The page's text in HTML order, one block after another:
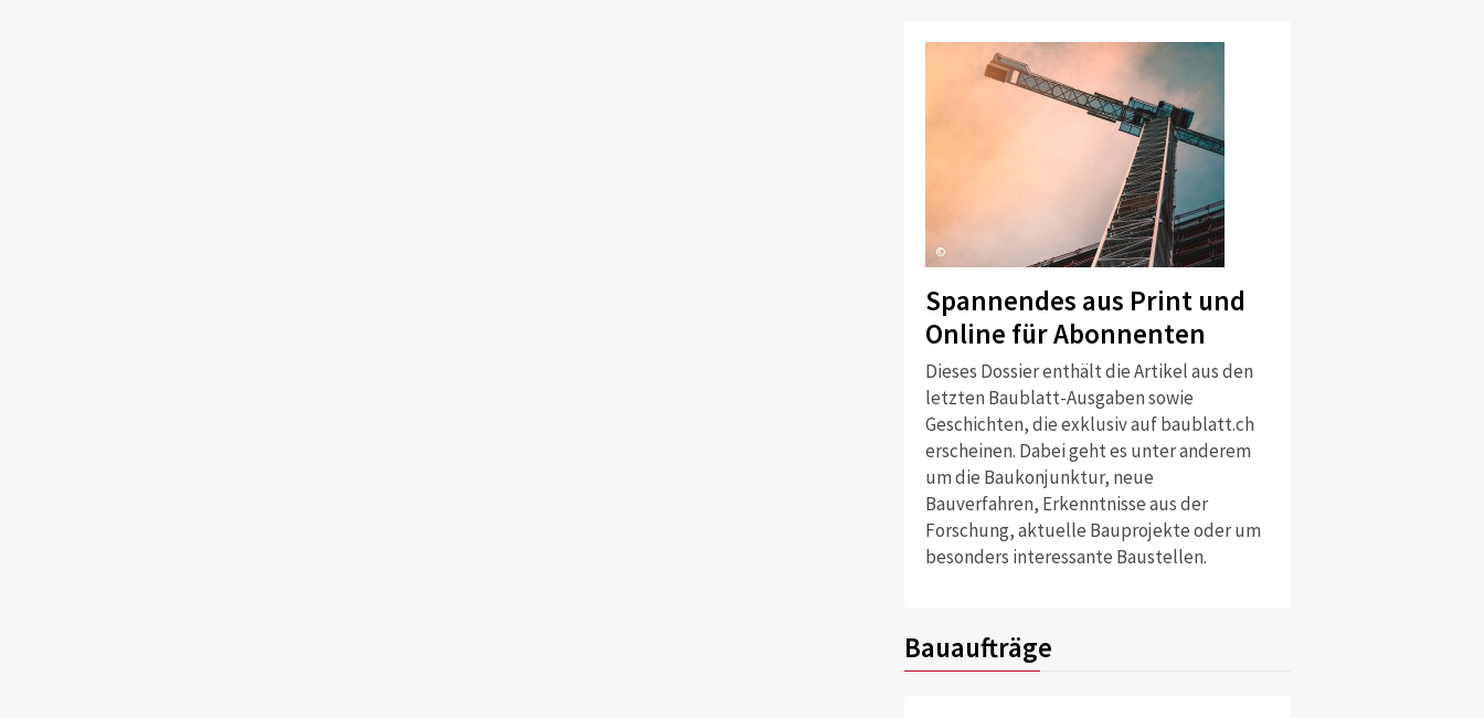
©
Spannendes aus Print und
Online für Abonnenten
Dieses Dossier enthält die Artikel aus den
letzten Baublatt-Ausgaben sowie
Geschichten, die exklusiv auf baublatt.ch
erscheinen. Dabei geht es unter anderem
um die Baukonjunktur, neue
Bauverfahren, Erkenntnisse aus der
Forschung, aktuelle Bauprojekte oder um
besonders interessante Baustellen.
Bauaufträge